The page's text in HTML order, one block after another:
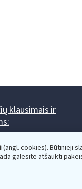
(angl. cookies). Būtinieji
galėsite atšaukti
klausimais ir
V 8.00-15.45.
trumpiau.
8.00 val. - 12.00 val.